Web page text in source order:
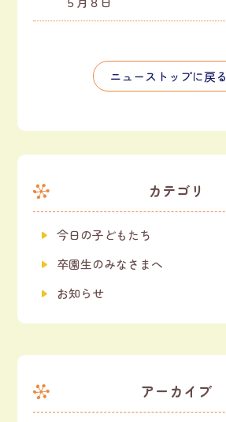
ニューストップに戻る
カテゴリ
今日の子どもたち
卒園生のみなさまへ
お知らせ
アーカイブ